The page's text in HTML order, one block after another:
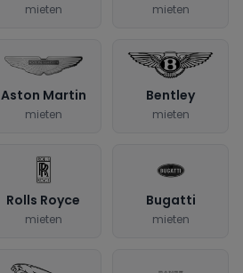
mieten mieten
Aston Martin
mieten
Bentley
mieten
Rolls Royce
mieten
Bugatti
mieten